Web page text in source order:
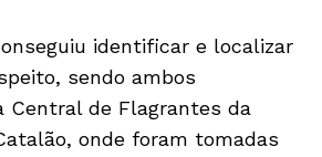
identificar e localizar
sendo ambos
Central de Flagrantes da
onde foram tomadas